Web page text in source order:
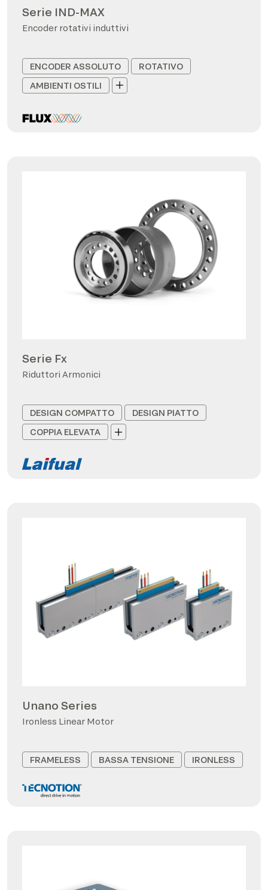
Serie IND-MAX
Encoder rotativi induttivi
ENCODER ASSOLUTO
ROTATIVO
AMBIENTI OSTILI
Serie Fx
Riduttori Armonici
DESIGN COMPATTO
DESIGN PIATTO
COPPIA ELEVATA
Unano Series
Ironless Linear Motor
FRAMELESS BASSA TENSIONE IRONLESS